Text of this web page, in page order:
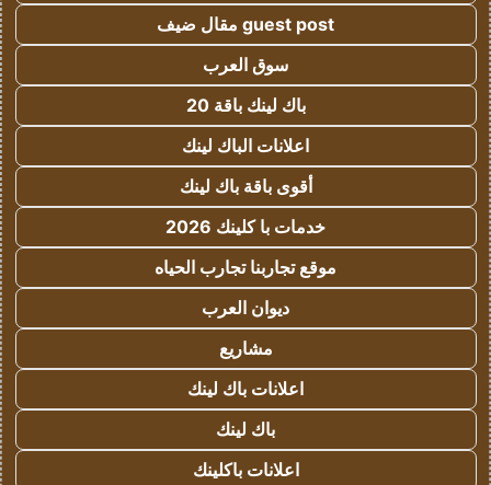
guest post مقال ضيف
سوق العرب
باك لينك باقة 20
اعلانات الباك لينك
أقوى باقة باك لينك
خدمات با كلينك 2026
موقع تجاربنا تجارب الحياه
ديوان العرب
مشاريع
اعلانات باك لينك
باك لينك
اعلانات باكلينك